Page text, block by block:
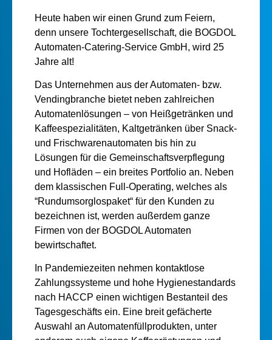
Heute haben wir einen Grund zum Feiern,
denn unsere Tochtergesellschaft, die BOGDOL
Automaten-Catering-Service GmbH, wird 25
Jahre alt!
Das Unternehmen aus der Automaten- bzw.
Vendingbranche bietet neben zahlreichen
Automatenlösungen – von Heißgetränken und
Kaffeespezialitäten, Kaltgetränken über Snack-
und Frischwarenautomaten bis hin zu
Lösungen für die Gemeinschaftsverpflegung
und Hofläden – ein breites Portfolio an. Neben
dem klassischen Full-Operating, welches als
“Rundumsorglospaket“ für den Kunden zu
bezeichnen ist, werden außerdem ganze
Firmen von der BOGDOL Automaten
bewirtschaftet.
In Pandemiezeiten nehmen kontaktlose
Zahlungssysteme und hohe Hygienestandards
nach HACCP einen wichtigen Bestanteil des
Tagesgeschäfts ein. Eine breit gefächerte
Auswahl an Automatenfüllprodukten, unter